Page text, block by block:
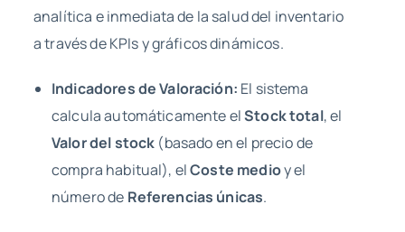
analítica e inmediata de la salud del inventario
a través de KPIs y gráficos dinámicos.
Indicadores de Valoración: El sistema
calcula automáticamente elStock total, el
Valor del stock (basado en el precio de
compra habitual), elCoste medioy el
número de Referencias únicas.